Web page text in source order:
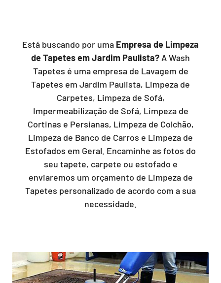
Está buscando por uma Empresa de Limpeza
de Tapetes em Jardim Paulista? A Wash
Tapetes é uma empresa de Lavagem de
Tapetes em Jardim Paulista, Limpeza de
Carpetes, Limpeza de Sofá,
Impermeabilização de Sofá, Limpeza de
Cortinas e Persianas, Limpeza de Colchão,
Limpeza de Banco de Carros e Limpeza de
Estofados em Geral. Encaminhe as fotos do
seu tapete, carpete ou estofado e
enviaremos um orçamento de Limpeza de
Tapetes personalizado de acordo com a sua
necessidade.